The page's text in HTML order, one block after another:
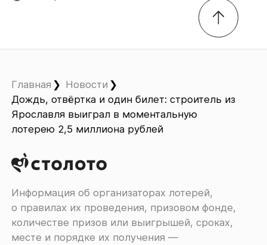
Главная
Новости
Дождь, отвёртка и один билет: строитель из
Ярославля выиграл в моментальную
лотерею 2,5 миллиона рублей
Информация об организаторах лотерей,
о правилах их проведения, призовом фонде,
количестве призов или выигрышей, сроках,
месте и порядке их получения ―